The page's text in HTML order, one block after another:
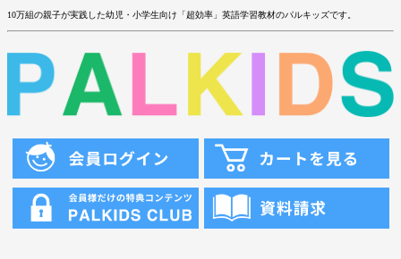
10万組の親子が実践した幼児・小学生向け「超効率」英語学習教材のパルキッズです。